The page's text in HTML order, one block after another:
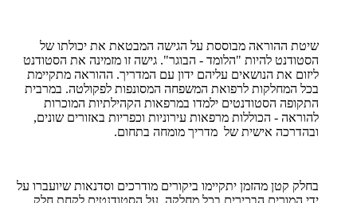
שיטת ההוראה מבוססת על הגישה המבטאת את יכולתו של
הסטודנט להיות "הלומד - הבוגר". גישה זו מזמינה את הסטודנט
ליזום את הנושאים עליהם ידון עם המדריך. ההוראה מתקיימת
בכל המחלקות לרפואת המשפחה המסונפות לפקולטה. במרבית
התקופה הסטודנטים ילמדו במרפאות הקהילתיות המוכרות
להוראה - הכוללות מרפאות עירוניות וכפריות באזורים שונים,
ובהדרכה אישית של מדריך מומחה בתחום.
בחלק קטן מהזמן יתקיימו ביקורים מודרכים וסדנאות שיועברו על